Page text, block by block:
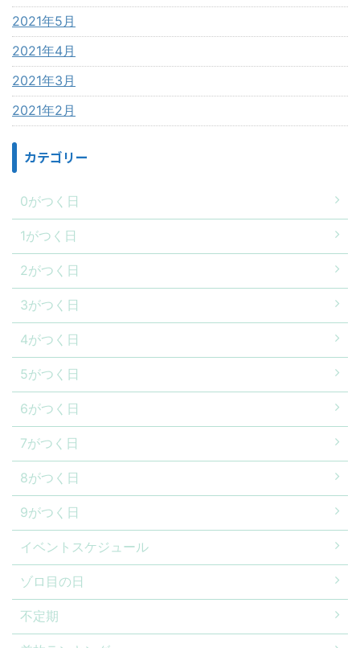
2021年5月
2021年4月
2021年3月
2021年2月
カテゴリー
0がつく日
1がつく日
2がつく日
3がつく日
4がつく日
5がつく日
6がつく日
7がつく日
8がつく日
9がつく日
イベントスケジュール
ゾロ目の日
不定期